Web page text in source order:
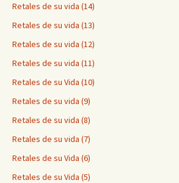
Retales de su vida (14)
Retales de su vida (13)
Retales de su vida (12)
Retales de su vida (11)
Retales de su Vida (10)
Retales de su vida (9)
Retales de su vida (8)
Retales de su vida (7)
Retales de su Vida (6)
Retales de su Vida (5)